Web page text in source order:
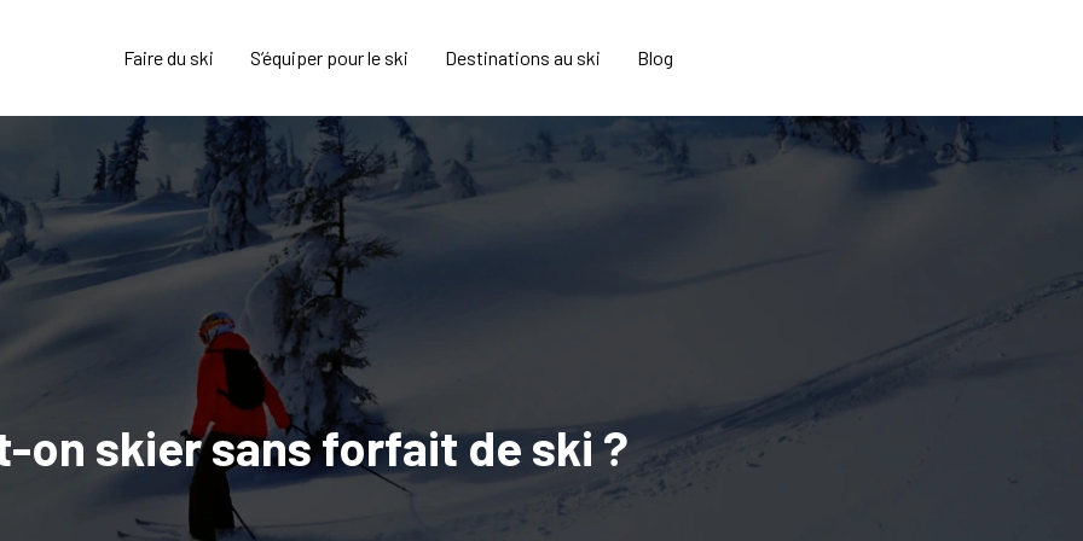
Faire du ski S’équiper pour le ski Destinations au ski Blog
on skier sans forfait de ski ?